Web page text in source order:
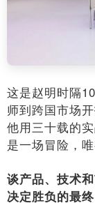
这是赵明时隔
师到跨国市场
他用三十载的
是一场冒险，
谈产品、技术
决定胜负的最